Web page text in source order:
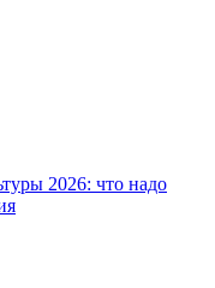
2026: что надо